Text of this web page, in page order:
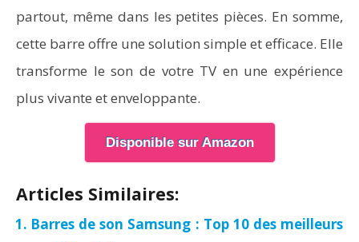
partout, même dans les petites pièces. En somme,
cette barre offre une solution simple et efficace. Elle
transforme le son de votre TV en une expérience
plus vivante et enveloppante.
Disponible sur Amazon
Articles Similaires:
Barres de son Samsung : Top 10 des meilleurs